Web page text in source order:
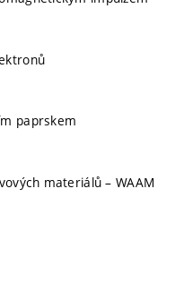
paprskem
materiálů – WAAM